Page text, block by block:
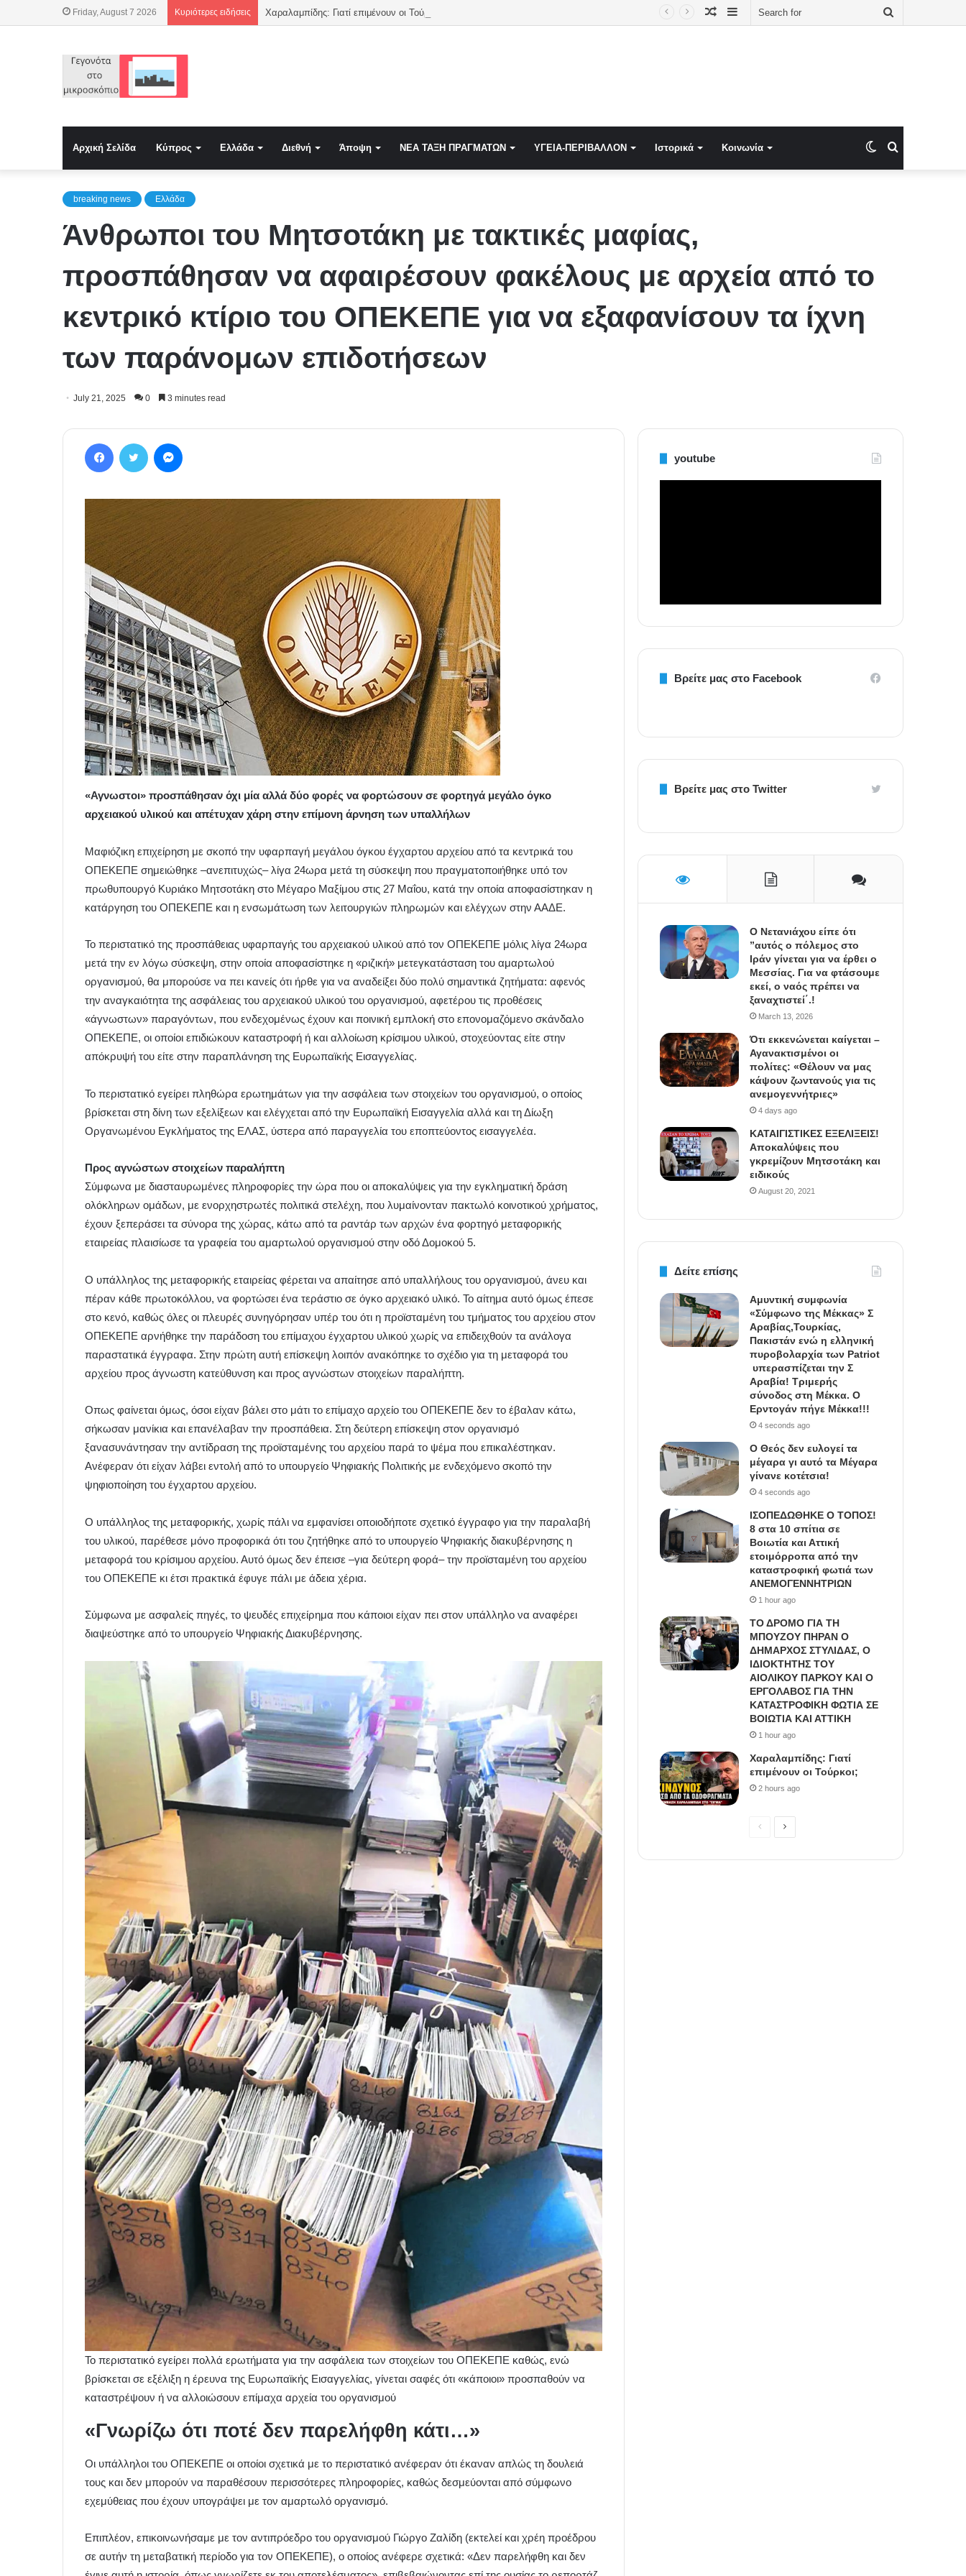
Friday, August 7 2026 Κυριότερες ειδήσεις Χαραλαμπίδης: Γιατί επιμένουν οι Τούρκοι; Sidebar
Random
Αρχική Σελίδα Κύπρος Ελλάδα Διεθνή Άποψη NEA TAΞΗ ΠΡΑΓΜΑΤΩΝ ΥΓΕΙΑ-ΠΕΡΙΒΑΛΛΟΝ Ιστορικά Κοινωνία Switch
breaking news Ελλάδα
Άνθρωποι του Μητσοτάκη με τακτικές μαφίας,
προσπάθησαν να αφαιρέσουν φακέλους με αρχεία από το
κεντρικό κτίριο του ΟΠΕΚΕΠΕ για να εξαφανίσουν τα ίχνη
των παράνομων επιδοτήσεων
July 21, 2025 0 3 minutes read
Facebook Twitter
«Αγνωστοι» προσπάθησαν όχι μία αλλά δύο φορές να φορτώσουν σε φορτηγά μεγάλο όγκο
αρχειακού υλικού και απέτυχαν χάρη στην επίμονη άρνηση των υπαλλήλων
Μαφιόζικη επιχείρηση με σκοπό την υφαρπαγή μεγάλου όγκου έγχαρτου αρχείου από τα κεντρικά του
ΟΠΕΚΕΠΕ σημειώθηκε –ανεπιτυχώς– λίγα 24ωρα μετά τη σύσκεψη που πραγματοποιήθηκε υπό τον
πρωθυπουργό Κυριάκο Μητσοτάκη στο Μέγαρο Μαξίμου στις 27 Μαΐου, κατά την οποία αποφασίστηκαν η
κατάργηση του ΟΠΕΚΕΠΕ και η ενσωμάτωση των λειτουργιών πληρωμών και ελέγχων στην ΑΑΔΕ.
Το περιστατικό της προσπάθειας υφαρπαγής του αρχειακού υλικού από τον ΟΠΕΚΕΠΕ μόλις λίγα 24ωρα
μετά την εν λόγω σύσκεψη, στην οποία αποφασίστηκε η «ριζική» μετεγκατάσταση του αμαρτωλού
οργανισμού, θα μπορούσε να πει κανείς ότι ήρθε για να αναδείξει δύο πολύ σημαντικά ζητήματα: αφενός
την αναγκαιότητα της ασφάλειας του αρχειακού υλικού του οργανισμού, αφετέρου τις προθέσεις
«άγνωστων» παραγόντων, που ενδεχομένως έχουν και ποινική εμπλοκή στο επονομαζόμενο σκάνδαλο
ΟΠΕΚΕΠΕ, οι οποίοι επιδιώκουν καταστροφή ή και αλλοίωση κρίσιμου υλικού, στοχεύοντας είτε στην
απόκρυψή του είτε στην παραπλάνηση της Ευρωπαϊκής Εισαγγελίας.
Το περιστατικό εγείρει πληθώρα ερωτημάτων για την ασφάλεια των στοιχείων του οργανισμού, ο οποίος
βρίσκεται στη δίνη των εξελίξεων και ελέγχεται από την Ευρωπαϊκή Εισαγγελία αλλά και τη Δίωξη
Οργανωμένου Εγκλήματος της ΕΛΑΣ, ύστερα από παραγγελία του εποπτεύοντος εισαγγελέα.
Προς αγνώστων στοιχείων παραλήπτη
Σύμφωνα με διασταυρωμένες πληροφορίες την ώρα που οι αποκαλύψεις για την εγκληματική δράση
ολόκληρων ομάδων, με ενορχηστρωτές πολιτικά στελέχη, που λυμαίνονταν πακτωλό κοινοτικού χρήματος,
έχουν ξεπεράσει τα σύνορα της χώρας, κάτω από τα ραντάρ των αρχών ένα φορτηγό μεταφορικής
εταιρείας πλαισίωσε τα γραφεία του αμαρτωλού οργανισμού στην οδό Δομοκού 5.
Ο υπάλληλος της μεταφορικής εταιρείας φέρεται να απαίτησε από υπαλλήλους του οργανισμού, άνευ και
πέραν κάθε πρωτοκόλλου, να φορτώσει ένα τεράστιο σε όγκο αρχειακό υλικό. Το αίτημα αυτό όμως έπεσε
στο κενό, καθώς όλες οι πλευρές συνηγόρησαν υπέρ του ότι η προϊσταμένη του τμήματος του αρχείου στον
ΟΠΕΚΕΠΕ αρνήθηκε την παράδοση του επίμαχου έγχαρτου υλικού χωρίς να επιδειχθούν τα ανάλογα
παραστατικά έγγραφα. Στην πρώτη αυτή επίσκεψη λοιπόν ανακόπηκε το σχέδιο για τη μεταφορά του
αρχείου προς άγνωστη κατεύθυνση και προς αγνώστων στοιχείων παραλήπτη.
Οπως φαίνεται όμως, όσοι είχαν βάλει στο μάτι το επίμαχο αρχείο του ΟΠΕΚΕΠΕ δεν το έβαλαν κάτω,
σήκωσαν μανίκια και επανέλαβαν την προσπάθεια. Στη δεύτερη επίσκεψη στον οργανισμό
ξανασυνάντησαν την αντίδραση της προϊσταμένης του αρχείου παρά το ψέμα που επικαλέστηκαν.
Ανέφεραν ότι είχαν λάβει εντολή από το υπουργείο Ψηφιακής Πολιτικής με ενδεχόμενο σκοπό την
ψηφιοποίηση του έγχαρτου αρχείου.
Ο υπάλληλος της μεταφορικής, χωρίς πάλι να εμφανίσει οποιοδήποτε σχετικό έγγραφο για την παραλαβή
του υλικού, παρέθεσε μόνο προφορικά ότι του ζητήθηκε από το υπουργείο Ψηφιακής διακυβέρνησης η
μεταφορά του κρίσιμου αρχείου. Αυτό όμως δεν έπεισε –για δεύτερη φορά– την προϊσταμένη του αρχείου
του ΟΠΕΚΕΠΕ κι έτσι πρακτικά έφυγε πάλι με άδεια χέρια.
Σύμφωνα με ασφαλείς πηγές, το ψευδές επιχείρημα που κάποιοι είχαν πει στον υπάλληλο να αναφέρει
διαψεύστηκε από το υπουργείο Ψηφιακής Διακυβέρνησης.
Το περιστατικό εγείρει πολλά ερωτήματα για την ασφάλεια των στοιχείων του ΟΠΕΚΕΠΕ καθώς, ενώ
βρίσκεται σε εξέλιξη η έρευνα της Ευρωπαϊκής Εισαγγελίας, γίνεται σαφές ότι «κάποιοι» προσπαθούν να
καταστρέψουν ή να αλλοιώσουν επίμαχα αρχεία του οργανισμού
«Γνωρίζω ότι ποτέ δεν παρελήφθη κάτι…»
Οι υπάλληλοι του ΟΠΕΚΕΠΕ οι οποίοι σχετικά με το περιστατικό ανέφεραν ότι έκαναν απλώς τη δουλειά
τους και δεν μπορούν να παραθέσουν περισσότερες πληροφορίες, καθώς δεσμεύονται από σύμφωνο
εχεμύθειας που έχουν υπογράψει με τον αμαρτωλό οργανισμό.
Επιπλέον, επικοινωνήσαμε με τον αντιπρόεδρο του οργανισμού Γιώργο Ζαλίδη (εκτελεί και χρέη προέδρου
σε αυτήν τη μεταβατική περίοδο για τον ΟΠΕΚΕΠΕ), ο οποίος ανέφερε σχετικά: «Δεν παρελήφθη και δεν
youtube
Βρείτε μας στο Facebook
Βρείτε μας στο Twitter
Ο Νετανιάχου είπε ότι
”αυτός ο πόλεμος στο
Ιράν γίνεται για να έρθει ο
Μεσσίας. Για να φτάσουμε
εκεί, ο ναός πρέπει να
ξαναχτιστεί΄.!
March 13, 2026
Ότι εκκενώνεται καίγεται –
Αγανακτισμένοι οι
πολίτες: «Θέλουν να μας
κάψουν ζωντανούς για τις
ανεμογεννήτριες»
4 days ago
ΚΑΤΑΙΓΙΣΤΙΚΕΣ ΕΞΕΛΙΞΕΙΣ!
Αποκαλύψεις που
γκρεμίζουν Μητσοτάκη και
ειδικούς
August 20, 2021
Δείτε επίσης
Αμυντική συμφωνία
«Σύμφωνο της Μέκκας» Σ
Αραβίας,Τουρκίας,
Πακιστάν ενώ η ελληνική
πυροβολαρχία των Patriot
υπερασπίζεται την Σ
Αραβία! Τριμερής
σύνοδος στη Μέκκα. Ο
Ερντογάν πήγε Μέκκα!!!
4 seconds ago
Ο Θεός δεν ευλογεί τα
μέγαρα γι αυτό τα Μέγαρα
γίνανε κοτέτσια!
4 seconds ago
IΣΟΠΕΔΩΘΗΚΕ Ο ΤΟΠΟΣ!
8 στα 10 σπίτια σε
Βοιωτία και Αττική
ετοιμόρροπα από την
καταστροφική φωτιά των
ΑΝΕΜΟΓΕΝΝΗΤΡΙΩΝ
1 hour ago
ΤΟ ΔΡΟΜΟ ΓΙΑ ΤΗ
ΜΠΟΥΖΟΥ ΠΗΡΑΝ Ο
ΔΗΜΑΡΧΟΣ ΣΤΥΛΙΔΑΣ, O
ΙΔΙΟΚΤΗΤΗΣ ΤΟΥ
ΑΙΟΛΙΚΟΥ ΠΑΡΚΟΥ ΚΑΙ Ο
ΕΡΓΟΛΑΒΟΣ ΓΙΑ ΤΗΝ
ΚΑΤΑΣΤΡΟΦΙΚΗ ΦΩΤΙΑ ΣΕ
ΒΟΙΩΤΙΑ ΚΑΙ ΑΤΤΙΚΗ
1 hour ago
Χαραλαμπίδης: Γιατί
επιμένουν οι Τούρκοι;
2 hours ago
PreviousNext